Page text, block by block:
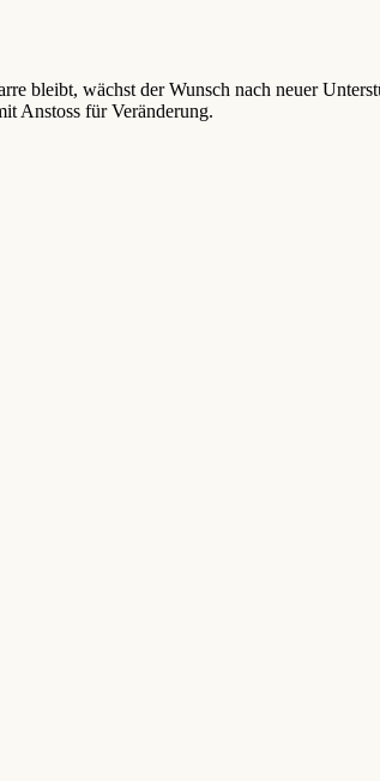
bleibt, wächst der Wunsch nach neuer
Anstoss für Veränderung.